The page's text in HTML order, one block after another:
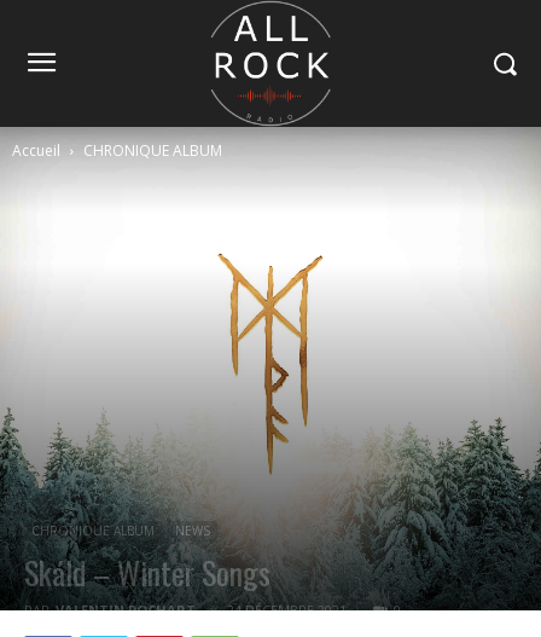
Accueil CHRONIQUE ALBUM
CHRONIQUE ALBUM NEWS
Skáld – Winter Songs
PAR VALENTIN POCHART 24 DÉCEMBRE 2021 0